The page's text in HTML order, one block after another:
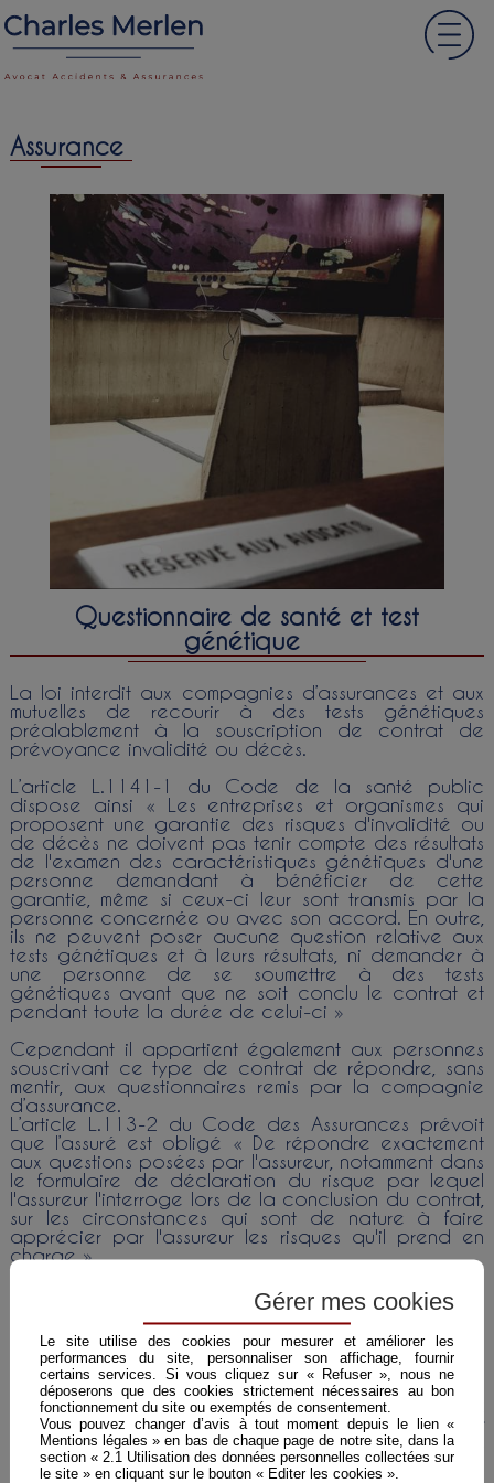
Assurance
Questionnaire de santé et test
génétique
La loi interdit aux compagnies d’assurances et aux
mutuelles de recourir à des tests génétiques
préalablement à la souscription de contrat de
prévoyance invalidité ou décès.
L’article L.1141-1 du Code de la santé public
dispose ainsi « Les entreprises et organismes qui
proposent une garantie des risques d'invalidité ou
de décès ne doivent pas tenir compte des résultats
de l'examen des caractéristiques génétiques d'une
personne demandant à bénéficier de cette
garantie, même si ceux-ci leur sont transmis par la
personne concernée ou avec son accord. En outre,
ils ne peuvent poser aucune question relative aux
tests génétiques et à leurs résultats, ni demander à
une personne de se soumettre à des tests
génétiques avant que ne soit conclu le contrat et
pendant toute la durée de celui-ci »
Cependant il appartient également aux personnes
souscrivant ce type de contrat de répondre, sans
mentir, aux questionnaires remis par la compagnie
d’assurance.
L’article L.113-2 du Code des Assurances prévoit
que l’assuré est obligé « De répondre exactement
aux questions posées par l'assureur, notamment dans
le formulaire de déclaration du risque par lequel
l'assureur l'interroge lors de la conclusion du contrat,
sur les circonstances qui sont de nature à faire
apprécier par l'assureur les risques qu'il prend en
charge ».
La sanction prévue en cas de manquement à cette
obligation est la nullité du contrat d’assurance.
Cette nullité est prévue par l’article L.113-8 du
Code des Assurances.
Dans un arrêt rendu par la Cour de cassation le 31
aout 2022 (n°20-22.317) l’interdiction faite aux
compagnies de recourir à un test génétique s’est
heurté à l’obligation de l’assuré de répondre
exactement aux questionnaires de santé.
Gérer mes cookies
Le site utilise des cookies pour mesurer et améliorer les
performances du site, personnaliser son affichage, fournir
certains services. Si vous cliquez sur « Refuser », nous ne
déposerons que des cookies strictement nécessaires au bon
fonctionnement du site ou exemptés de consentement.
Vous pouvez changer d’avis à tout moment depuis le lien «
Mentions légales » en bas de chaque page de notre site, dans la
section « 2.1 Utilisation des données personnelles collectées sur
le site » en cliquant sur le bouton « Editer les cookies ».